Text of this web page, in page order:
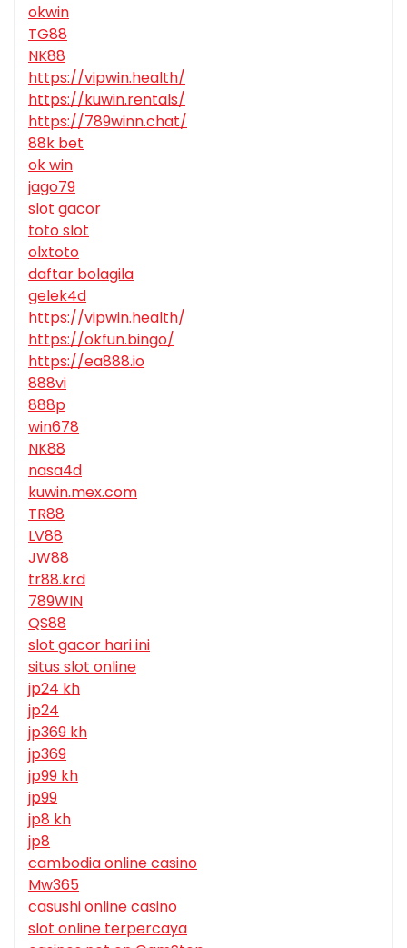
okwin
TG88
NK88
https://vipwin.health/
https://kuwin.rentals/
https://789winn.chat/
88k bet
ok win
jago79
slot gacor
toto slot
olxtoto
daftar bolagila
gelek4d
https://vipwin.health/
https://okfun.bingo/
https://ea888.io
888vi
888p
win678
NK88
nasa4d
kuwin.mex.com
TR88
LV88
JW88
tr88.krd
789WIN
QS88
slot gacor hari ini
situs slot online
jp24 kh
jp24
jp369 kh
jp369
jp99 kh
jp99
jp8 kh
jp8
cambodia online casino
Mw365
casushi online casino
slot online terpercaya